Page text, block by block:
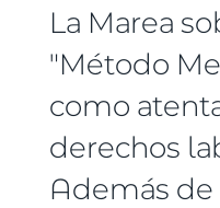
La Marea
"Método
como
derechos
Además